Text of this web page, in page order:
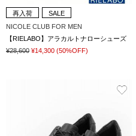
再入荷
SALE
NICOLE CLUB FOR MEN
【RIELABO】アラカルトナローシューズ
¥28,600 ¥14,300 (50%OFF)